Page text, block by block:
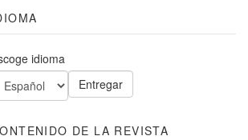
idioma
DE LA REVISTA